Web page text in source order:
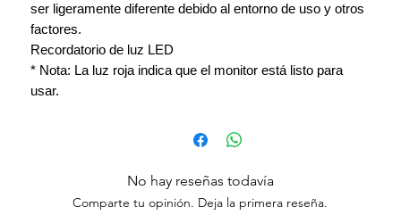
ser ligeramente diferente debido al entorno de uso y otros
factores.
Recordatorio de luz LED
* Nota: La luz roja indica que el monitor está listo para
usar.
No hay reseñas todavía
Comparte tu opinión. Deja la primera reseña.